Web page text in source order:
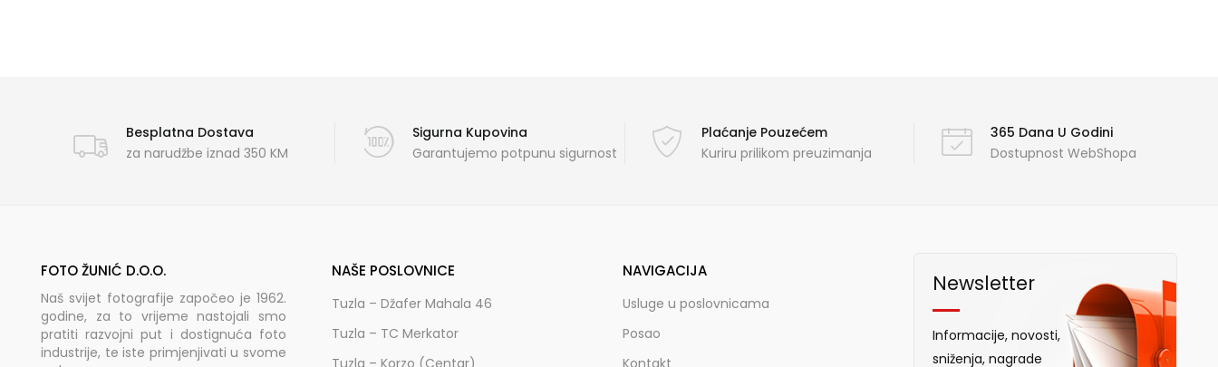
Besplatna Dostava
za narudžbe iznad 350 KM
Sigurna Kupovina
Garantujemo potpunu sigurnost
Plaćanje Pouzećem
Kuriru prilikom preuzimanja
365 Dana U Godini
Dostupnost WebShopa
FOTO ŽUNIĆ D.O.O.
Naš svijet fotografije započeo je 1962.
godine, za to vrijeme nastojali smo
pratiti razvojni put i dostignuća foto
industrije, te iste primjenjivati u svome
NAŠE POSLOVNICE
Tuzla – Džafer Mahala 46
Tuzla – TC Merkator
Tuzla – Korzo (Centar)
NAVIGACIJA
Usluge u poslovnicama
Posao
Kontakt
Newsletter
Informacije, novosti,
sniženja, nagrade